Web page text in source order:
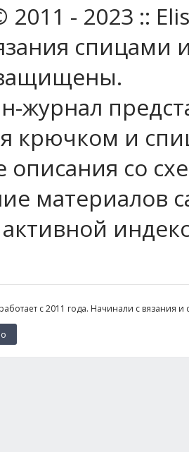
- 2023 ::
спицами
журнал
крючком и
описания со
материалов
с 2011 года. Начинали с вязания